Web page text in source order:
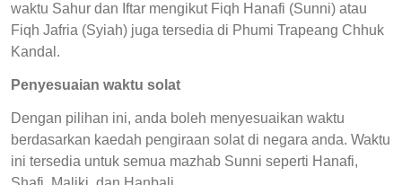
waktu Sahur dan Iftar mengikut Fiqh Hanafi (Sunni) atau
Fiqh Jafria (Syiah) juga tersedia di Phumi Trapeang Chhuk
Kandal.
Penyesuaian waktu solat
Dengan pilihan ini, anda boleh menyesuaikan waktu
berdasarkan kaedah pengiraan solat di negara anda. Waktu
ini tersedia untuk semua mazhab Sunni seperti Hanafi,